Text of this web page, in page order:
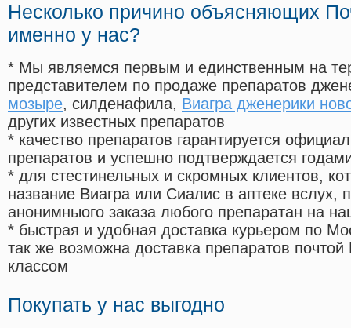
Несколько причино объясняющих
именно у нас?
* Мы являемся первым и единственным на
представителем по продаже препаратов
мозыре, силденафила, Виагра дженерики
других известных препаратов
* качество препаратов гарантируется
препаратов и успешно подтверждается
* для стестинельных и скромных клиентов,
название Виагра или Сиалис в аптеке вслух,
анонимныого заказа любого препаратан на
* быстрая и удобная доставка курьером по
так же возможна доставка препаратов
классом
Покупать у нас выгодно